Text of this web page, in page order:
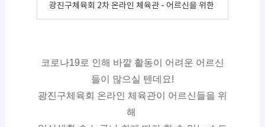
광진구체육회 2차 온라인 체육관 - 어르신을 위한 스트레칭&근
코로나19로 인해 바깥 활동이 어려운 어르신
들이 많으실 텐데요!
광진구체육회 온라인 체육관이 어르신들을 위
해